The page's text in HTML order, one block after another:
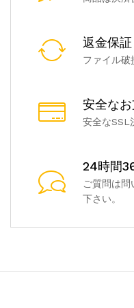
返金保証
ファイル破
安全な
安全なSSL
24時間
ご質問は問
下さい。